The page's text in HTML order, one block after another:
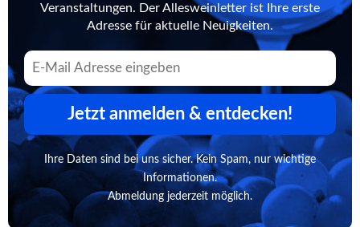
Veranstaltungen. Der Allesweinletter ist Ihre erste
Adresse für aktuelle Neuigkeiten.
Jetzt anmelden & entdecken!
Ihre Daten sind bei uns sicher. Kein Spam, nur wichtige
Informationen.
Abmeldung jederzeit möglich.